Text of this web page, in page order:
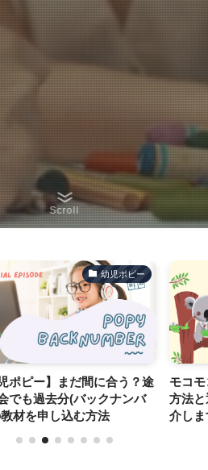
Scroll
幼児ポピー
児ポピー】まだ間に合う？途
でも過去分(バックナンバ
材を申し込む方法
モコ
方法
介しま